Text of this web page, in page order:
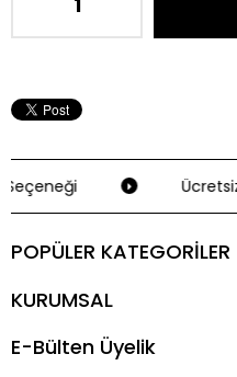
POPÜLER KATEGORİLER
KURUMSAL
E-Bülten Üyelik